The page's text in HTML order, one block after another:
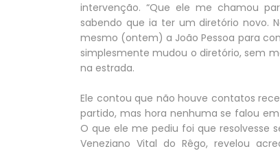
intervenção. “Que ele me chamou
sabendo que ia ter um diretório novo.
mesmo (ontem) a João Pessoa para
simplesmente mudou o diretório, sem
na estrada.
Ele contou que não houve contatos
partido, mas hora nenhuma se falou
O que ele me pediu foi que resolvesse
Veneziano Vital do Rêgo, revelou